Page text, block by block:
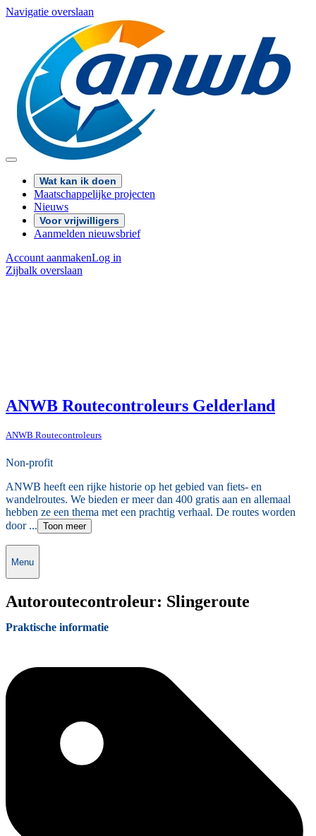
Navigatie overslaan
Wat kan ik doen
Maatschappelijke projecten
Nieuws
Voor vrijwilligers
Aanmelden nieuwsbrief
Account aanmakenLog in
Zijbalk overslaan
ANWB Routecontroleurs Gelderland
ANWB Routecontroleurs
Non-profit
ANWB heeft een rijke historie op het gebied van fiets- en
wandelroutes. We bieden er meer dan 400 gratis aan en allemaal
hebben ze een thema met een prachtig verhaal. De routes worden
door ... Toon meer
Menu
Autoroutecontroleur: Slingeroute
Praktische informatie